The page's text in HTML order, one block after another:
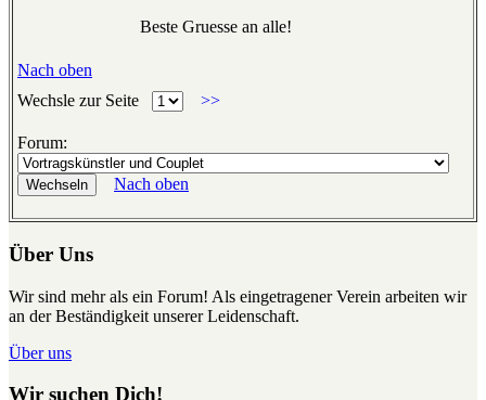
Beste Gruesse an alle!
Nach oben
Wechsle zur Seite
>>
Forum:
Nach oben
Über Uns
Wir sind mehr als ein Forum! Als eingetragener Verein arbeiten wir
an der Beständigkeit unserer Leidenschaft.
Über uns
Wir suchen Dich!